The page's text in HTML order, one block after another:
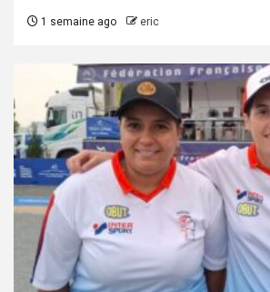
1 semaine ago eric